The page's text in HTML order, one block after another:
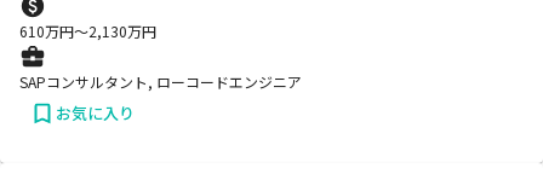
610万円〜2,130万円
SAPコンサルタント, ローコードエンジニア
お気に入り